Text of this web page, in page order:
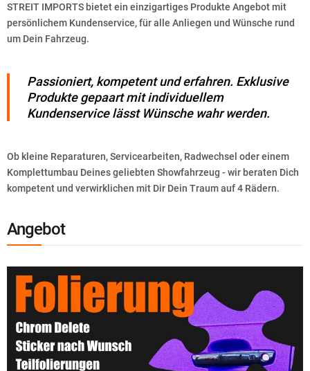
STREIT IMPORTS bietet ein einzigartiges Produkte Angebot mit
persönlichem Kundenservice, für alle Anliegen und Wünsche rund
um Dein Fahrzeug.
Passioniert, kompetent und erfahren. Exklusive
Produkte gepaart mit individuellem
Kundenservice lässt Wünsche wahr werden.
Ob kleine Reparaturen, Servicearbeiten, Radwechsel oder einem
Komplettumbau Deines geliebten Showfahrzeug - wir beraten Dich
kompetent und verwirklichen mit Dir Dein Traum auf 4 Rädern.
Angebot